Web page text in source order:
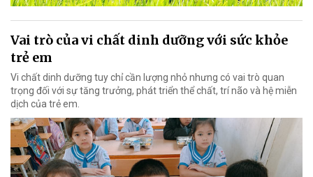
Vai trò của vi chất dinh dưỡng với sức khỏe
trẻ em
Vi chất dinh dưỡng tuy chỉ cần lượng nhỏ nhưng có vai trò quan
trọng đối với sự tăng trưởng, phát triển thể chất, trí não và hệ miễn
dịch của trẻ em.